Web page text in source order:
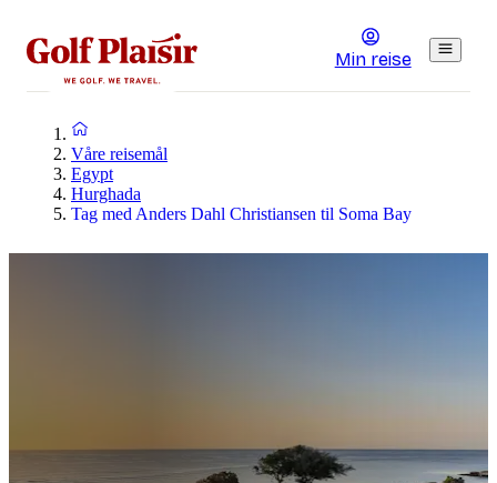
Min reise
Våre reisemål
Egypt
Hurghada
Tag med Anders Dahl Christiansen til Soma Bay